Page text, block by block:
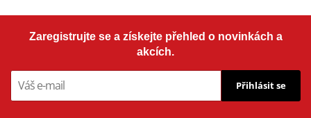
Zaregistrujte se a získejte přehled o novinkách a
akcích.
Přihlásit se